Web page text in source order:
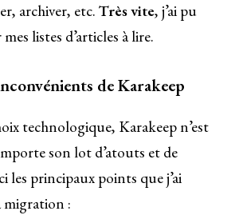
archiver, etc. Très vite, j’ai pu
listes d’articles à lire.
de Karakeep
technologique, Karakeep n’est
son lot d’atouts et de
les principaux points que j’ai
migration :